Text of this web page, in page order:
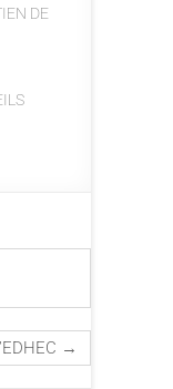
DE
→